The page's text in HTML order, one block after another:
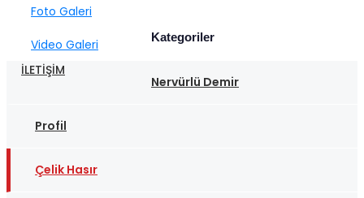
Foto Galeri
Video Galeri
İLETİŞİM
Kategoriler
Nervürlü Demir
Profil
Çelik Hasır